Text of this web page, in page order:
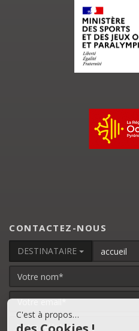
CONTACTEZ-NOUS
DESTINATAIRE
C'est à propos…